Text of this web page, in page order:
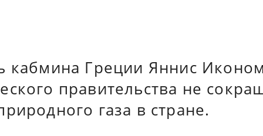
кабмина Греции Яннис
правительства не
газа в стране.